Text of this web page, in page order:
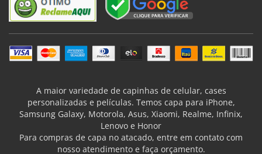
A maior variedade de capinhas de celular, cases
personalizadas e películas. Temos capa para iPhone,
Samsung Galaxy, Motorola, Asus, Xiaomi, Realme, Infinix,
Lenovo e Honor
Para compras de capa no atacado, entre em contato com
nosso atendimento e faça orçamento.